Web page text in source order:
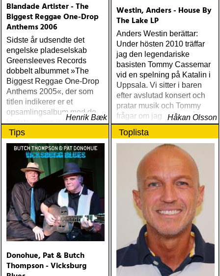
Blandade Artister - The
Biggest Reggae One-Drop
Anthems 2006
Sidste år udsendte det
engelske pladeselskab
Greensleeves Records
dobbelt albummet »The
Biggest Reggae One-Drop
Anthems 2005«, der som
titlen indikerer er et
opsamlingsalbum med de
bedste numre indenfor den
populære reggaestil kaldet
one-drop
Henrik Bæk
Westin, Anders - House By
The Lake LP
Anders Westin berättar:
Under hösten 2010 träffar
jag den legendariske
basisten Tommy Cassemar
vid en spelning på Katalin i
Uppsala. Vi sitter i baren
efter avslutad konsert och
pratar musik och Tommy
frågar om jag spelar något
instrument
Håkan Olsson
Tips
Donohue, Pat & Butch
Thompson - Vicksburg
Toplista